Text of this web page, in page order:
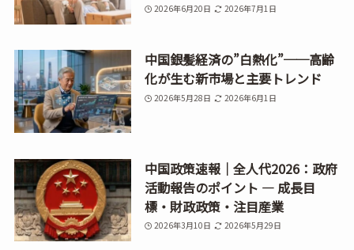
2026年6月20日 2026年7月1日
中国銀髪経済の”白熱化”──高齢
化が生む新市場と主要トレンド
2026年5月28日 2026年6月1日
中国政策速報｜全人代2026：政府
活動報告のポイント ― 成長目
標・財政政策・注目産業
2026年3月10日 2026年5月29日